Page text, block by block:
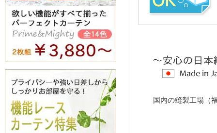
国内の縫製工場（